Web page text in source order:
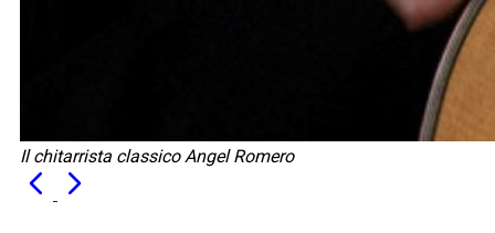
Il chitarrista classico Angel Romero